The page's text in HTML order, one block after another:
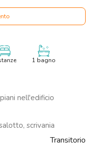
1 bagno
nell'edificio
scrivania
Transitorio